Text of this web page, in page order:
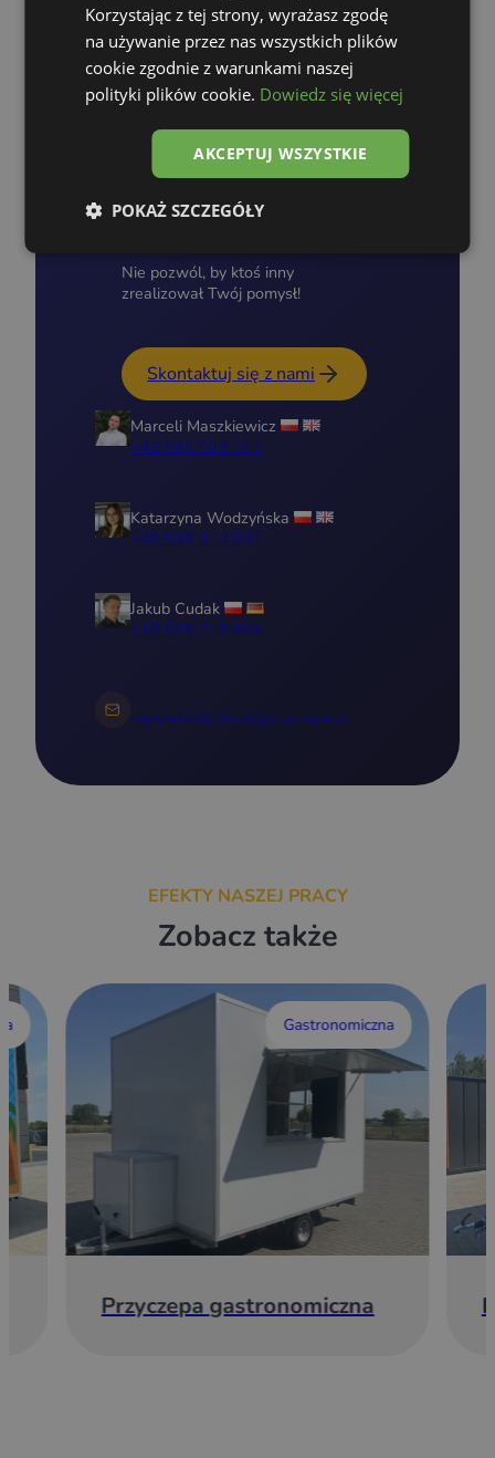
Dziś przygotowaliśmy już5 wycen. Nie
zwlekaj – możesz być następny.
Skontaktuj się z
nami!
Nie pozwól, by ktoś inny
zrealizował Twój pomysł!
Skontaktuj się z nami
Marceli Maszkiewicz
+48 696 029 167
Katarzyna Wodzyńska
+48 539 314 031
Jakub Cudak
+48 576 715 894
zapytania@zbudujprzyczepe.pl
EFEKTY NASZEJ PRACY
Zobacz także
Gastronomiczna
Przyczepa gastronomiczna
Korzystając z tej strony, wyrażasz zgodę
na używanie przez nas wszystkich plików
cookie zgodnie z warunkami naszej
polityki plików cookie. Dowiedz się więcej
AKCEPTUJ WSZYSTKIE
POKAŻ SZCZEGÓŁY